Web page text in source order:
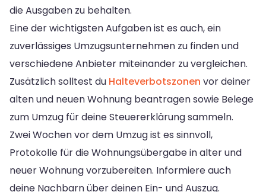
die Ausgaben zu behalten.
Eine der wichtigsten Aufgaben ist es auch, ein
zuverlässiges Umzugsunternehmen zu finden und
verschiedene Anbieter miteinander zu vergleichen.
Zusätzlich solltest du Halteverbotszonen vor deiner
alten und neuen Wohnung beantragen sowie Belege
zum Umzug für deine Steuererklärung sammeln.
Zwei Wochen vor dem Umzug ist es sinnvoll,
Protokolle für die Wohnungsübergabe in alter und
neuer Wohnung vorzubereiten. Informiere auch
deine Nachbarn über deinen Ein- und Auszug.